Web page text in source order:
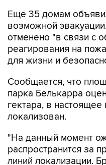
Еще 35 домам
возможной
отменено "в связи с
реагирования на
для жизни и
Сообщается, что
парка Белькарра
гектара, в
локализован.
"На данный момент
распространится за
линий локализации.